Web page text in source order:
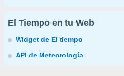
El Tiempo en tu Web
Widget de El tiempo
API de Meteorología